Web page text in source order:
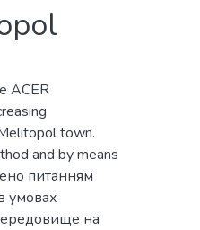
ACER
town.
and by means
питанням
умовах
на